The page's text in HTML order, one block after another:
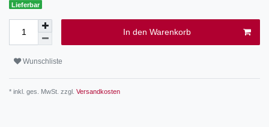
Lieferbar
In den Warenkorb
Wunschliste
* inkl. ges. MwSt. zzgl. Versandkosten